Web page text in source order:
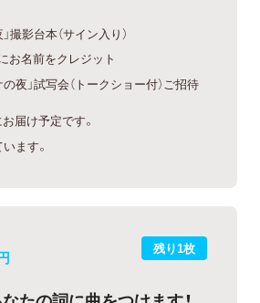
撮影台本（サイン入り）
お名前をクレジット
夜」試写会（トークショー付）ご招待
届け予定です。
ます。
残り1枚